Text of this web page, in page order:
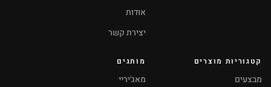
אודות
יצירת קשר
קטגוריות מוצרים
מבצעים
מותגים
מאג'יריי